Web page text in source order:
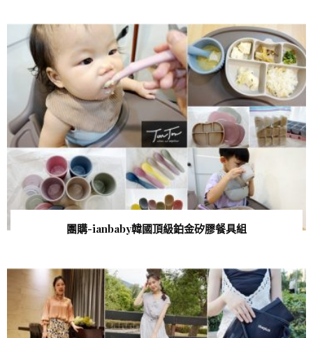
團購-ianbaby韓國頂級鉑金矽膠餐具組